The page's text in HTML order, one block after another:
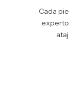
Cada